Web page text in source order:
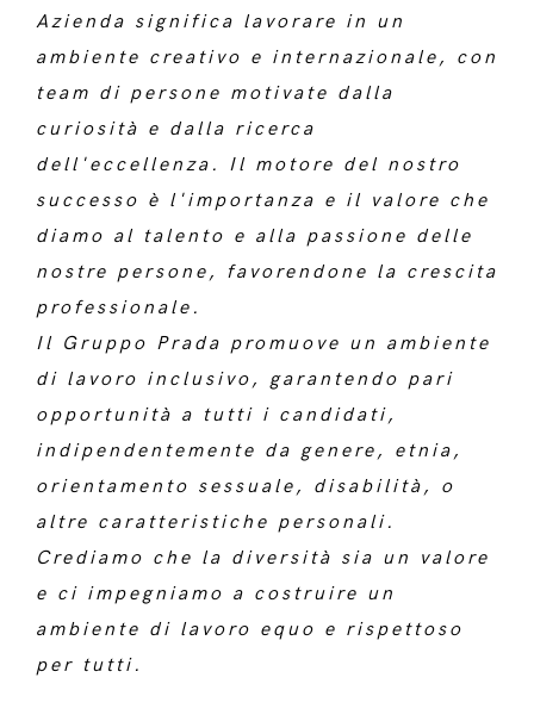
Azienda significa lavorare in un
ambiente creativo e internazionale, con
team di persone motivate dalla
curiosità e dalla ricerca
dell'eccellenza. Il motore del nostro
successo è l'importanza e il valore che
diamo al talento e alla passione delle
nostre persone, favorendone la crescita
professionale.
Il Gruppo Prada promuove un ambiente
di lavoro inclusivo, garantendo pari
opportunità a tutti i candidati,
indipendentemente da genere, etnia,
orientamento sessuale, disabilità, o
altre caratteristiche personali.
Crediamo che la diversità sia un valore
e ci impegniamo a costruire un
ambiente di lavoro equo e rispettoso
per tutti.